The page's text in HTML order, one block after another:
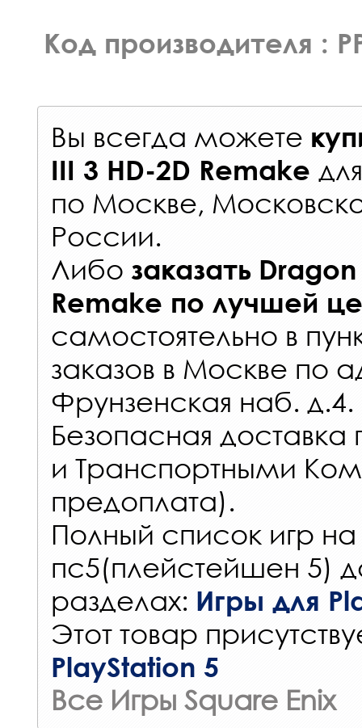
Код производителя :
Вы всегда можете
III 3 HD-2D Remake
по Москве,
России.
Либо заказать
Remake по лучшей
самостоятельно в
заказов в Москве по
Фрунзенская наб. д.4.
Безопасная
и Транспортными
предоплата).
Полный список игр на
пс5(плейстейшен 5)
разделах: Игры для
Этот товар
PlayStation 5
Все Игры Square Enix